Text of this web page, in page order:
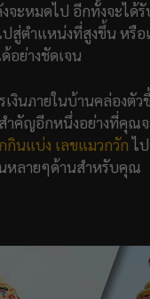
จะหมดไป อีกทั้งจะได้
สู่ตำแหน่งที่สูงขึ้น หรื
อย่างชัดเจน
งินภายในบ้านคล่องตั
คัญอีกหนึ่งอย่างที่คุณ
กินแบ่ง เลขแมวกวักไ
หลายๆด้านสำหรับคุณ